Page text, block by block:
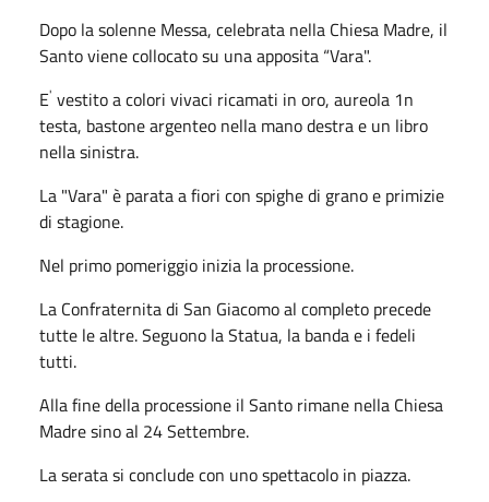
Dopo la solenne Messa, celebrata nella Chiesa Madre, il
Santo viene collocato su una apposita “Vara".
E' vestito a colori vivaci ricamati in oro, aureola 1n
testa, bastone argenteo nella mano destra e un libro
nella sinistra.
La "Vara" è parata a fiori con spighe di grano e pri­mizie
di stagione.
Nel primo pomeriggio inizia la processione.
La Confraternita di San Giacomo al completo precede
tutte le altre. Seguono la Statua, la banda e i fede­li
tutti.
Alla fine della processione il Santo rimane nella Chiesa
Madre sino al 24 Settembre.
La serata si conclude con uno spettacolo in piazza.